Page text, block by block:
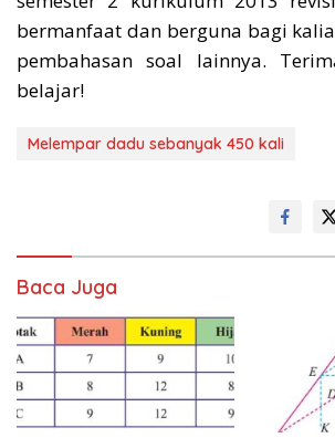
bermanfaat dan berguna bagi
pembahasan soal lainnya.
belajar!
Melempar dadu sebanyak 450 kali
Baca Juga